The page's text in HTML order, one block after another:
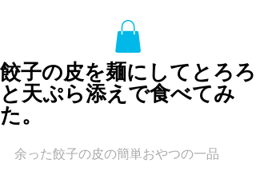
餃子の皮を麺にしてとろろ
と天ぷら添えで食べてみ
た。
余った餃子の皮の簡単おやつの一品